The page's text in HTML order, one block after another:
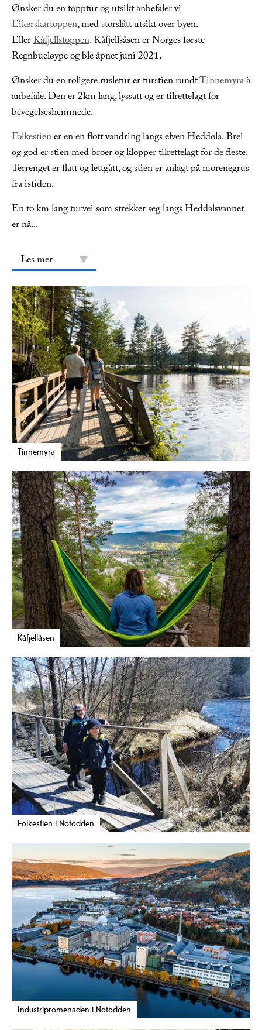
Ønsker du en topptur og utsikt anbefaler vi
Eikerskartoppen, med storslått utsikt over byen.
EllerKåfjellstoppen. Kåfjellsåsen er Norges første
Regnbueløype og ble åpnet juni 2021.
Ønsker du en roligere rusletur er turstien rundtTinnemyraå
anbefale. Den er 2km lang, lyssatt og er tilrettelagt for
bevegelseshemmede.
Folkestiener en en flott vandring langs elven Heddøla. Brei
og god er stien med broer og klopper tilrettelagt for de fleste.
Terrenget er flatt og lettgått, og stien er anlagt på morenegrus
fra istiden.
En to km lang turvei som strekker seg langs Heddalsvannet
er nå...
Les mer
Tinnemyra
Kåfjellåsen
Folkestien i Notodden
Industripromenaden i Notodden